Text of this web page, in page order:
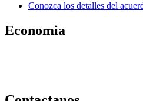
Conozca los detalles del
Economia